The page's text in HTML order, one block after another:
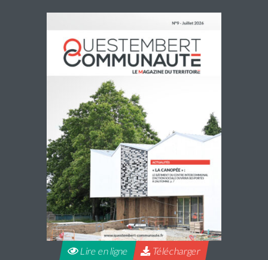
Navette estivale : une escapade à Damgan ou
à Rochefort-en-Terre pour 2€ l’A/R
Questembert Communauté propose une navette du jeudi
2 juillet au jeudi 27 août 2026 afin de compléter l’offre de
transport en commun pour profiter de sorties et loisirs
pendant la […]
Lire la suite
Lire en ligne Télécharger